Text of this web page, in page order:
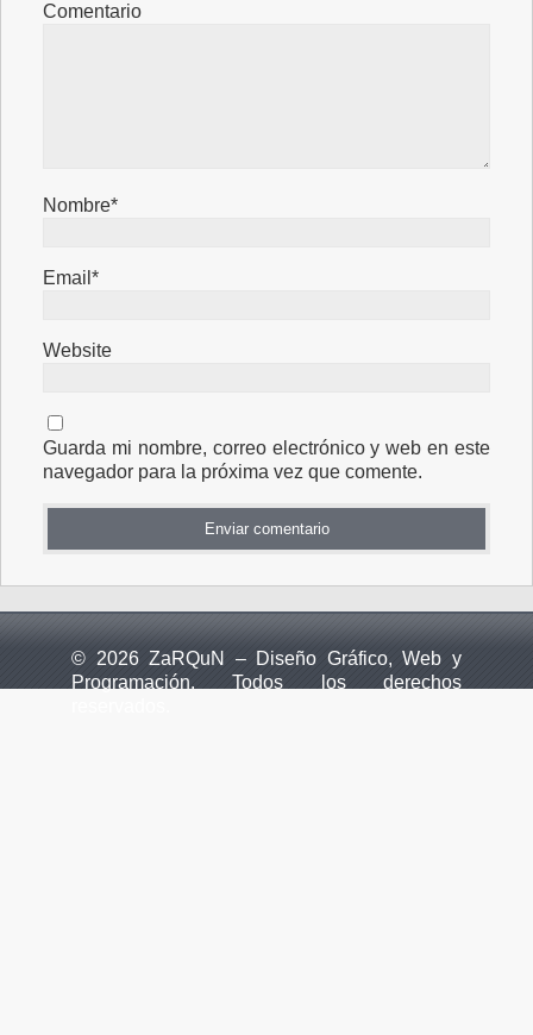
Comentario
Nombre*
Email*
Website
Guarda mi nombre, correo electrónico y web en este
navegador para la próxima vez que comente.
© 2026 ZaRQuN – Diseño Gráfico, Web y
Programación. Todos los derechos